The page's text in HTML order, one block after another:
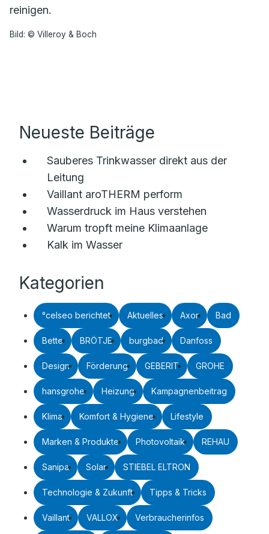
reinigen.
Bild: © Villeroy & Boch
Neueste Beiträge
Sauberes Trinkwasser direkt aus der
Leitung
Vaillant aroTHERM perform
Wasserdruck im Haus verstehen
Warum tropft meine Klimaanlage
Kalk im Wasser
Kategorien
°celseo berichtet Aktuelles Axor Bad
Bette BRÖTJE burgbad Danfoss
Design Förderung GEBERIT GROHE
hansgrohe Heizung Kampagnenbeitrag
Klima Komfort & Hygiene Lifestyle
Marken & Produkte Photovoltaik REHAU
Sanipa Solar STIEBEL ELTRON
Technologie & Zukunft Tipps & Tricks
Vaillant VALLOX Verbraucherinfos